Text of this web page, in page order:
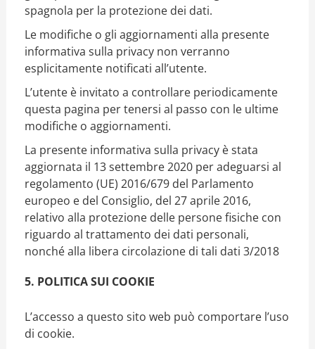
spagnola per la protezione dei dati.
Le modifiche o gli aggiornamenti alla presente
informativa sulla privacy non verranno
esplicitamente notificati all’utente.
L’utente è invitato a controllare periodicamente
questa pagina per tenersi al passo con le ultime
modifiche o aggiornamenti.
La presente informativa sulla privacy è stata
aggiornata il 13 settembre 2020 per adeguarsi al
regolamento (UE) 2016/679 del Parlamento
europeo e del Consiglio, del 27 aprile 2016,
relativo alla protezione delle persone fisiche con
riguardo al trattamento dei dati personali,
nonché alla libera circolazione di tali dati 3/2018
5. POLITICA SUI COOKIE
L’accesso a questo sito web può comportare l’uso
di cookie.